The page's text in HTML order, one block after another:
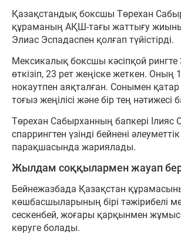
Қазақстандық боксшы Төрехан
құраманың АҚШ-тағы жаттығу
Элиас Эспадаспен қолғап түйістірді.
Мексикалық боксшы кәсіпқой
өткізіп, 23 рет жеңіске жеткен. Оның
нокаутпен аяқталған. Сонымен
тоғыз жеңілісі және бір тең нәтижесі
Төрехан Сабырханның бапкері Ілияс
спаррингтен үзінді бейнені әлеуметтік
парақшасында жариялады.
Жылдам соққылармен жауап
Бейнежазбада Қазақстан
көшбасшыларының бірі тәжірибелі
сескенбей, жоғары қарқынмен жұмыс
көруге болады.